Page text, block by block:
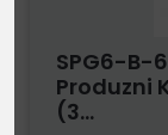
SPG6-B-
Produzni
(3...